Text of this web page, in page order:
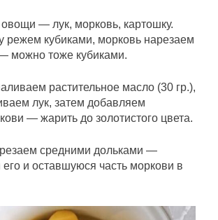
— лук, морковь, картошку.
режем кубиками, морковь нарезаем
можно тоже кубиками.
растительное масло (30 гр.),
лук, затем добавляем
— жарить до золотистого цвета.
средними дольками —
и оставшуюся часть моркови в